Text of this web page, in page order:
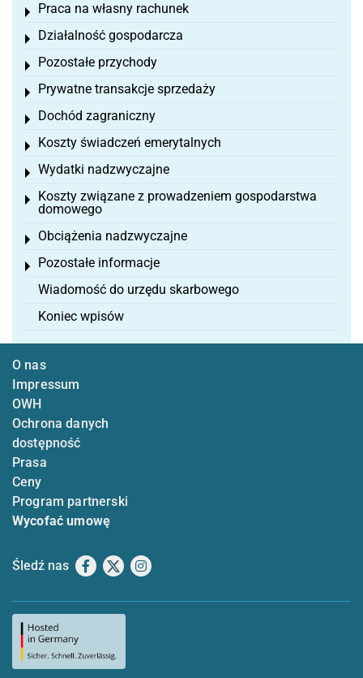
Praca na własny rachunek
Toggle menu
Działalność gospodarcza
Toggle menu
Pozostałe przychody
Toggle menu
Prywatne transakcje sprzedaży
Toggle menu
Dochód zagraniczny
Toggle menu
Koszty świadczeń emerytalnych
Toggle menu
Wydatki nadzwyczajne
Toggle menu
Koszty związane z prowadzeniem gospodarstwa
domowego
Toggle menu
Obciążenia nadzwyczajne
Toggle menu
Pozostałe informacje
Toggle menu
Wiadomość do urzędu skarbowego
Koniec wpisów
O nas
Impressum
OWH
Ochrona danych
dostępność
Prasa
Ceny
Program partnerski
Wycofać umowę
Śledź nas Facebook
X Instagram